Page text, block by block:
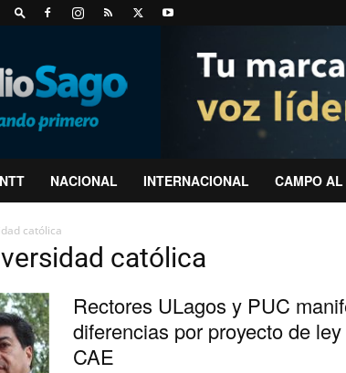
NACIONAL INTERNACIONAL CAMPO
católica
católica
Rectores ULagos y PUC
diferencias por proyecto de
CAE